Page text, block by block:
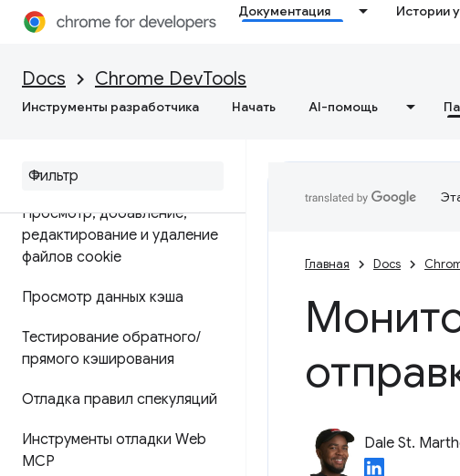
Документация Истории
Docs Chrome DevTools
Инструменты разработчика Начать AI-помощь
Приложение
Обзор
Отладка прогрессивных веб-
Просмотр и редактирование
Просмотр,добавление,
редактирование и удаление
файлов cookie
Просмотр данных кэша
Тестирование обратного/
прямого кэширования
Отладка правил спекуляций
Инструменты отладки Web
MCP
Главная Docs
Dale St.